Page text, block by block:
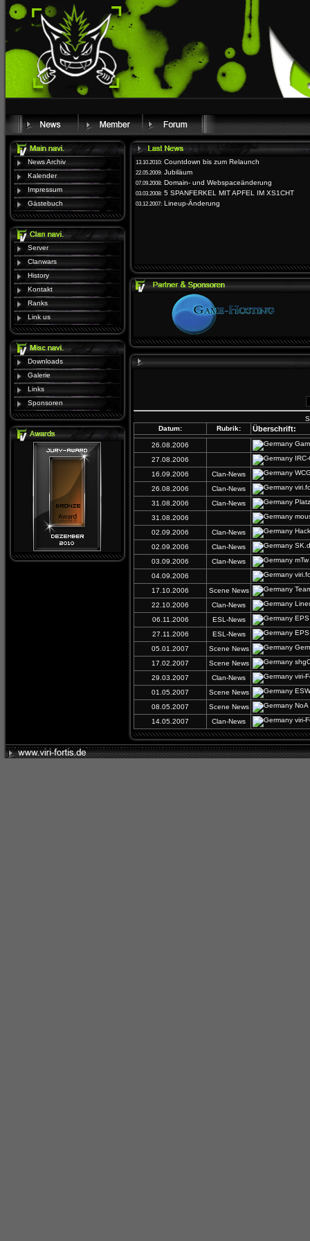
News Archiv
Kalender
Impressum
Gästebuch
Server
Clanwars
History
Kontakt
Ranks
Link us
Downloads
Galerie
Links
Sponsoren
13.10.2010: Countdown bis zum Relaunch
22.05.2009: Jubiläum
07.09.2008: Domain- und Webspaceänderung
03.03.2008: 5 SPANFERKEL MIT APFEL IM XS1CHT
03.12.2007: Lineup-Änderung
Datum:
Rubrik: Überschrift:
26.08.2006
27.08.2006
16.09.2006 Clan-News
26.08.2006 Clan-News
31.08.2006 Clan-News
31.08.2006
02.09.2006 Clan-News
02.09.2006 Clan-News
03.09.2006 Clan-News
04.09.2006
17.10.2006 Scene News
22.10.2006 Clan-News
06.11.2006 ESL-News
27.11.2006 ESL-News
05.01.2007 Scene News
17.02.2007 Scene News
29.03.2007 Clan-News viri-
01.05.2007 Scene News
08.05.2007 Scene News NoA
14.05.2007 Clan-News viri-